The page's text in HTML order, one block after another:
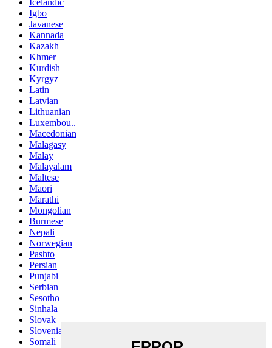
Icelandic
Igbo
Javanese
Kannada
Kazakh
Khmer
Kurdish
Kyrgyz
Latin
Latvian
Lithuanian
Luxembou..
Macedonian
Malagasy
Malay
Malayalam
Maltese
Maori
Marathi
Mongolian
Burmese
Nepali
Norwegian
Pashto
Persian
Punjabi
Serbian
Sesotho
Sinhala
Slovak
Slovenian
Somali